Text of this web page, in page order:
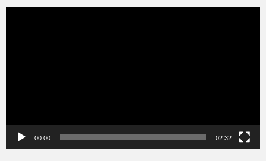
00:00 02:32